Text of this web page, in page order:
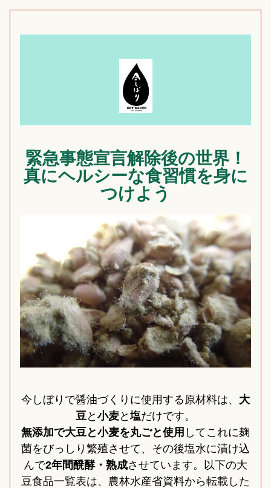
緊急事態宣言解除後の世界！
真にヘルシーな食習慣を身に
つけよう
今しぼりで醤油づくりに使用する原材料は、 大
豆と 小麦と塩だけです。
無添加で大豆と小麦を丸ごと使用 してこれに麹
菌をびっしり繁殖させて、その後塩水に漬け込
んで2年間醗酵・熟成させています。以下の大
豆食品一覧表は、農林水産省資料から転載した